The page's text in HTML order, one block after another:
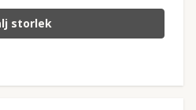
storlek